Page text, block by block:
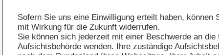
Sofern Sie uns eine Einwilligung erteilt haben, können
mit Wirkung für die Zukunft widerrufen.
Sie können sich jederzeit mit einer Beschwerde an die
Aufsichtsbehörde wenden. Ihre zuständige